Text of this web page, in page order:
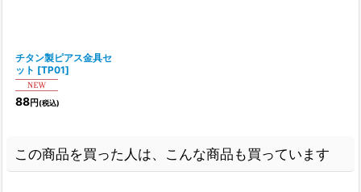
チタン製ピアス金具セ
ット [TP01]
88円(税込)
この商品を買った人は、こんな商品も買っています